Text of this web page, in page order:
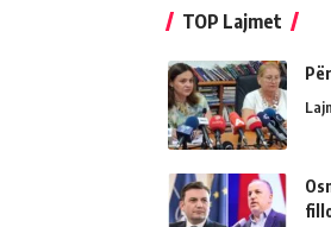
TOP Lajmet